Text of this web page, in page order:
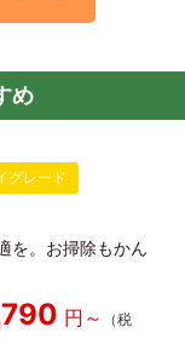
め
グレード
を。お掃除もかん